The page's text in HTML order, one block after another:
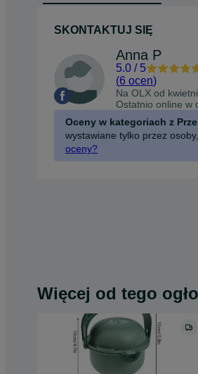
SKONTAKTUJ SIĘ
Anna P
5.0 / 5
(6 ocen)
Na OLX od
Ostatnio online w
Oceny w kategoriach z
wystawiane tylko przez
oceny?
Więcej od tego